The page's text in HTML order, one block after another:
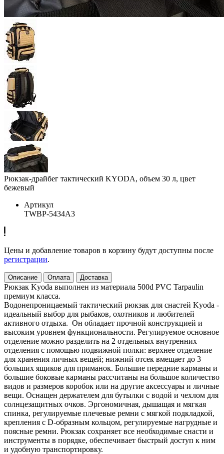
Рюкзак-драйбег тактический KYODA, объем 30 л, цвет
бежевый
Артикул
TWBP-5434A3
Цены и добавление товаров в корзину будут доступны после
регистрации.
Описание Оплата Доставка
Рюкзак Kyoda выполнен из материала 500d PVC Tarpaulin
премиум класса.
Водонепроницаемый тактический рюкзак для снастей Kyoda -
идеальный выбор для рыбаков, охотников и любителей
активного отдыха. Он обладает прочной конструкцией и
высоким уровнем функциональности. Регулируемое основное
отделение можно разделить на 2 отдельных внутренних
отделения с помощью подвижной полки: верхнее отделение
для хранения личных вещей; нижний отсек вмещает до 3
больших ящиков для приманок. Большие передние карманы и
большие боковые карманы рассчитаны на большое количество
видов и размеров коробок или на другие аксессуары и личные
вещи. Оснащен держателем для бутылки с водой и чехлом для
солнцезащитных очков. Эргономичная, дышащая и мягкая
спинка, регулируемые плечевые ремни с мягкой подкладкой,
крепления с D-образным кольцом, регулируемые нагрудные и
поясные ремни. Рюкзак сохраняет все необходимые снасти и
инструменты в порядке, обеспечивает быстрый доступ к ним
и удобную транспортировку.